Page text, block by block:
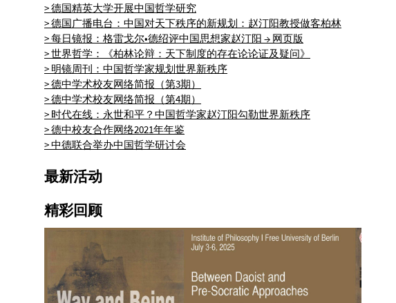
> 德国精英大学开展中国哲学研究
> 德国广播电台：中国对天下秩序的新规划：赵汀阳教授做客柏林
> 每日镜报：格雷戈尔•德绍评中国思想家赵汀阳→ 网页版
> 世界哲学：《柏林论辩：天下制度的存在论论证及疑问》
> 明镜周刊：中国哲学家规划世界新秩序
> 德中学术校友网络简报（第3期）
> 德中学术校友网络简报（第4期）
> 时代在线：永世和平？中国哲学家赵汀阳勾勒世界新秩序
> 德中校友合作网络2021年年鉴
> 中德联合举办中国哲学研讨会
最新活动
精彩回顾